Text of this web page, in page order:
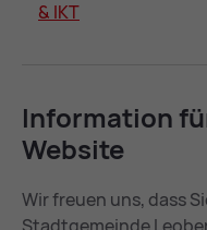
& IKT
In­for­ma­ti­on
Web­site
Wir freuen uns, dass